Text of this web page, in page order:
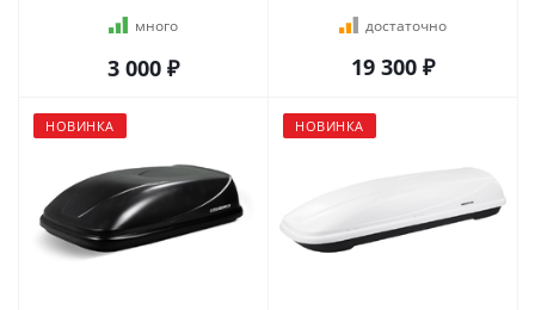
много
3 000 ₽
достаточно
19 300 ₽
НОВИНКА НОВИНКА